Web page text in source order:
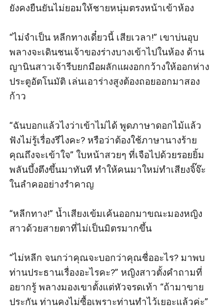
ยังคงยืนยันไม่ยอมให้ชายหนุ่มตรงหน้าเข้าห้อง
“ไม่จำเป็น หลีกทางเดี๋ยวนี้ เสียเวลา!” เขาบ่นอุบ
พลางจะเดินชนเจ้าของร่างบางเข้าไปในห้อง ด้าน
ญานินสาวเจ้ารีบยกมือผลักแผงอกกว้างให้ออกห่าง
ประตูอัตโนมัติ เล่นเอาร่างสูงต้องถอยออกมาสอง
ก้าว
“ฉันบอกแล้วไงว่าเข้าไม่ได้ พูดภาษาดอกไม้แล้ว
ฟังไม่รู้เรื่องรึไงคะ? หรือว่าต้องใช้ภาษานางร้าย
คุณถึงจะเข้าใจ” ใบหน้าสวยๆ ที่เจือไปด้วยรอยยิ้ม
พลันบึ้งตึงขึ้นมาทันที ทำให้คนมาใหม่ทำเสียงจิ๊จ๊ะ
ในลำคออย่างรำคาญ
“หลีกทาง!” น้ำเสียงเข้มเค้นออกมาขณะมองหญิง
สาวด้วยสายตาที่ไม่เป็นมิตรมากขึ้น
“ไม่หลีก จนกว่าคุณจะบอกว่าคุณชื่ออะไร? มาพบ
ท่านประธานเรื่องอะไรคะ?” หญิงสาวตั้งคำถามที่
อยากรู้ พลางมองเขาตั้งแต่หัวจรดเท้า “ถ้ามาขาย
ประกัน ท่านคงไม่ซื้อเพราะท่านทำไว้เยอะแล้วค่ะ”